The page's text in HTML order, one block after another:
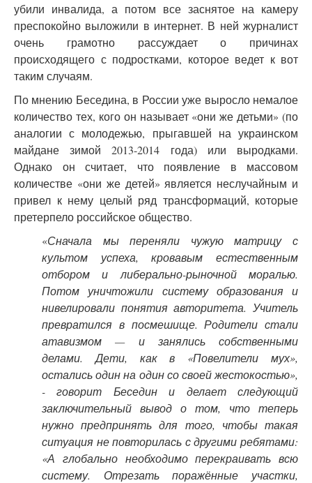
убили инвалида, а потом все заснятое на камеру
преспокойно выложили в интернет. В ней журналист
очень грамотно рассуждает о причинах
происходящего с подростками, которое ведет к вот
таким случаям.
По мнению Беседина, в России уже выросло немалое
количество тех, кого он называет «они же детьми» (по
аналогии с молодежью, прыгавшей на украинском
майдане зимой 2013-2014 года) или выродками.
Однако он считает, что появление в массовом
количестве «они же детей» является неслучайным и
привел к нему целый ряд трансформаций, которые
претерпело российское общество.
«Сначала мы переняли чужую матрицу с
культом успеха, кровавым естественным
отбором и либерально-рыночной моралью.
Потом уничтожили систему образования и
нивелировали понятия авторитета. Учитель
превратился в посмешище. Родители стали
атавизмом — и занялись собственными
делами. Дети, как в «Повелители мух»,
остались один на один со своей жестокостью»,
- говорит Беседин и делает следующий
заключительный вывод о том, что теперь
нужно предпринять для того, чтобы такая
ситуация не повторилась с другими ребятами:
«А глобально необходимо перекраивать всю
систему. Отрезать поражённые участки,